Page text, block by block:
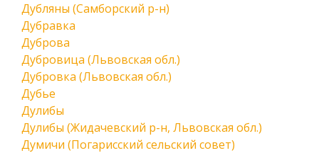
Дубляны (Самборский р-н)
Дубравка
Дуброва
Дубровица (Львовская обл.)
Дубровка (Львовская обл.)
Дубье
Дулибы
Дулибы (Жидачевский р-н, Львовская обл.)
Думичи (Погарисский сельский совет)